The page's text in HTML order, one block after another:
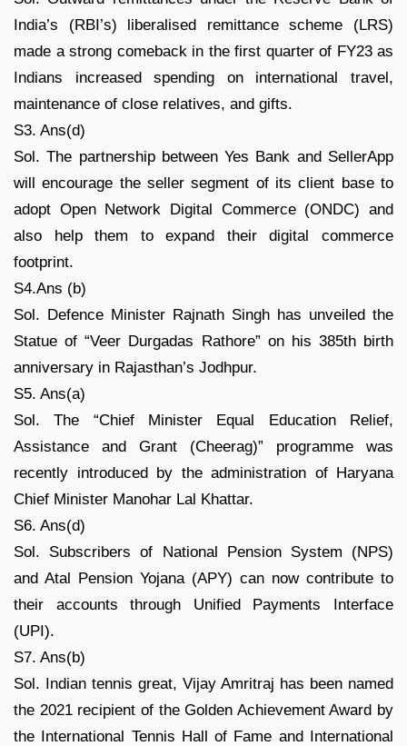
India’s (RBI’s) liberalised remittance scheme (LRS)
made a strong comeback in the first quarter of FY23 as
Indians increased spending on international travel,
maintenance of close relatives, and gifts.
S3. Ans(d)
Sol. The partnership between Yes Bank and SellerApp
will encourage the seller segment of its client base to
adopt Open Network Digital Commerce (ONDC) and
also help them to expand their digital commerce
footprint.
S4.Ans (b)
Sol. Defence Minister Rajnath Singh has unveiled the
Statue of “Veer Durgadas Rathore” on his 385th birth
anniversary in Rajasthan’s Jodhpur.
S5. Ans(a)
Sol. The “Chief Minister Equal Education Relief,
Assistance and Grant (Cheerag)” programme was
recently introduced by the administration of Haryana
Chief Minister Manohar Lal Khattar.
S6. Ans(d)
Sol. Subscribers of National Pension System (NPS)
and Atal Pension Yojana (APY) can now contribute to
their accounts through Unified Payments Interface
(UPI).
S7. Ans(b)
Sol. Indian tennis great, Vijay Amritraj has been named
the 2021 recipient of the Golden Achievement Award by
the International Tennis Hall of Fame and International